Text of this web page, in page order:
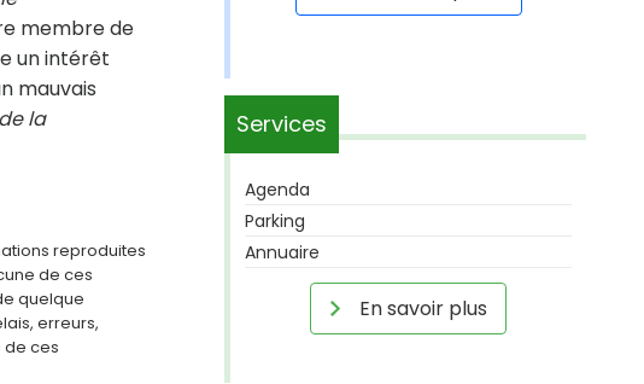
membre de
un intérêt
mauvais
la
reproduites
de ces
quelque
erreurs,
de ces
Services
Agenda
Parking
Annuaire
En savoir plus